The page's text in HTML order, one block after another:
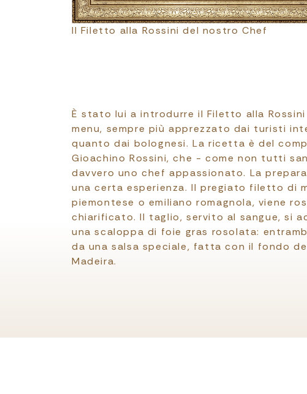
Il Filetto alla Rossini del nostro Chef
È stato lui a introdurre il Filetto alla
menu, sempre più apprezzato dai turisti
quanto dai bolognesi. La ricetta è del
Gioachino Rossini, che - come non tutti
davvero uno chef appassionato. La
una certa esperienza. Il pregiato filetto di
piemontese o emiliano romagnola, viene
chiarificato. Il taglio, servito al sangue, si
una scaloppa di foie gras rosolata:
da una salsa speciale, fatta con il fondo
Madeira.